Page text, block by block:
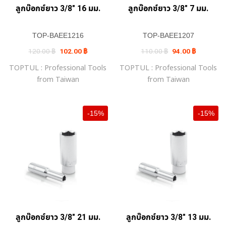
ลูกบ๊อกซ์ยาว 3/8″ 16 มม.
TOP-BAEE1216
120.00฿ Original
price
120.00 ฿.
102.00 ฿Current
price
102.00 ฿.
TOPTUL : Professional Tools
from Taiwan
ลูกบ๊อกซ์ยาว 3/8″ 7 มม.
TOP-BAEE1207
110.00฿ Original
price
110.00 ฿.
94.00 ฿Current
price
94.00 ฿.
TOPTUL : Professional Tools
from Taiwan
-15%
ลูกบ๊อกซ์ยาว 3/8″ 21 มม.
-15%
ลูกบ๊อกซ์ยาว 3/8″ 13 มม.